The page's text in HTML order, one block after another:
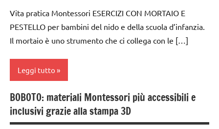
MONTESSORI
dai
3 ai
GUIDA
DIDATTICA
MONTESSORI
nomenclature
Vita pratica Montessori ESERCIZI CON MORTAIO E
PESTELLO per bambini del nido e della scuola d’infanzia.
Il mortaio è uno strumento che ci collega con le […]
Leggi tutto
da 0
a 3
anni
BOBOTO: materiali Montessori più accessibili e
inclusivi grazie alla stampa 3D